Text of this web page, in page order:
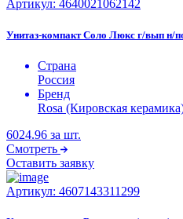
Артикул: 4640021062142
Унитаз-компакт Соло Люкс г/вып н/
Страна
Россия
Бренд
Rosa (Кировская
6024.96 за шт.
Смотреть
Оставить заявку
Артикул: 4607143311299